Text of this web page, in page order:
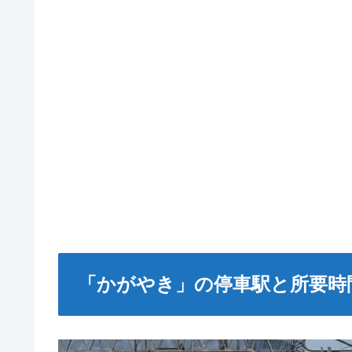
「かがやき」の停車駅と所要時